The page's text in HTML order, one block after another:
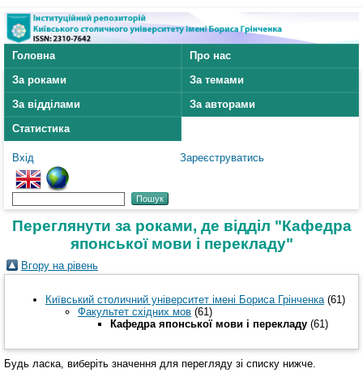
Головна
Про нас
За роками
За темами
За відділами
За авторами
Статистика
Вхід Зареєструватись
Переглянути за роками, де відділ "Кафедра
японської мови і перекладу"
Вгору на рівень
Київський столичний університет імені Бориса Грінченка (61)
Факультет східних мов (61)
Кафедра японської мови і перекладу (61)
Будь ласка, виберіть значення для перегляду зі списку нижче.